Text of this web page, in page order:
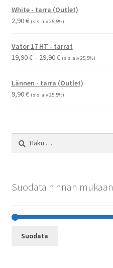
-
2,90 €
White - tarra (Outlet)
2,90€ (sis. alv 25,5%)
Vator 17 HT - tarrat
19,90€– 29,90€Hintaluokka:
-
29,90 €
(sis. alv 25,5%)
Lännen - tarra (Outlet)
9,90€ (sis. alv 25,5%)
Haku:
Suodata hinnan mukaan
Suodata